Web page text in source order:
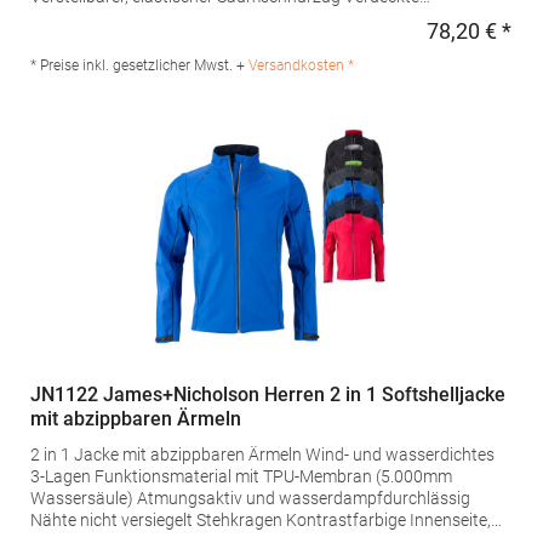
BrusttascheGrammatur: 270 g/m²Materialzusammensetzung:
Polska sp 2.0.0 UI Czestochowska 5 32085 Modlnica Polen E-
Mail: germansalesadmin@regatta.com
78,20 € *
* Preise inkl. gesetzlicher Mwst. + Versandkosten *
JN1122 James+Nicholson Herren 2 in 1 Softshelljacke
mit abzippbaren Ärmeln
2 in 1 Jacke mit abzippbaren Ärmeln Wind- und wasserdichtes
3-Lagen Funktionsmaterial mit TPU-Membran (5.000mm
Wassersäule) Atmungsaktiv und wasserdampfdurchlässig
Nähte nicht versiegelt Stehkragen Kontrastfarbige Innenseite,